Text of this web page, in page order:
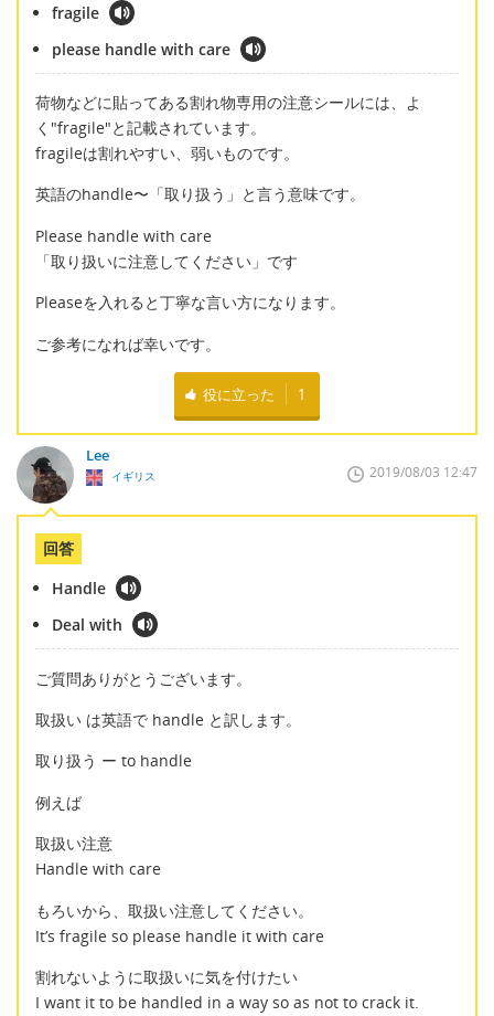
fragile
please handle with care
荷物などに貼ってある割れ物専用の注意シールには、よ
く"fragile"と記載されています。
fragileは割れやすい、弱いものです。
英語のhandle〜「取り扱う」と言う意味です。
Please handle with care
「取り扱いに注意してください」です
Pleaseを入れると丁寧な言い方になります。
ご参考になれば幸いです。
役に立った 1
Lee
イギリス 2019/08/03 12:47
回答
Handle
Deal with
ご質問ありがとうございます。
取扱い は英語で handle と訳します。
取り扱う ー to handle
例えば
取扱い注意
Handle with care
もろいから、取扱い注意してください。
It’s fragile so please handle it with care
割れないように取扱いに気を付けたい
I want it to be handled in a way so as not to crack it.